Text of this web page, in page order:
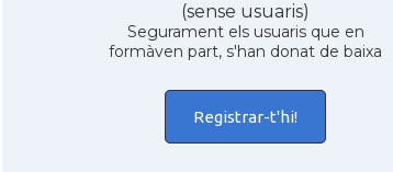
(sense usuaris)
Segurament els usuaris que en
formàven part, s'han donat de baixa
Registrar-t'hi!